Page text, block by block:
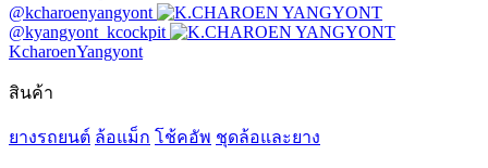
@kcharoenyangyont
@kyangyont_kcockpit
KcharoenYangyont
สินค้า
ยางรถยนต์ ล้อแม็ก โช้คอัพ ชุดล้อและยาง